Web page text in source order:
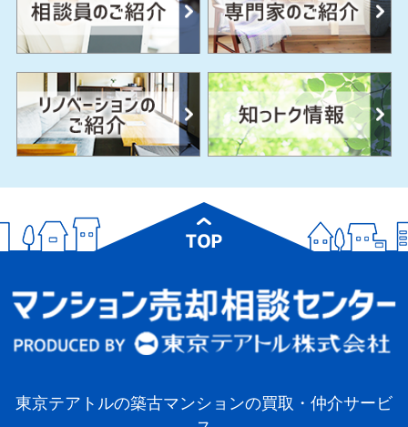
東京テアトルの築古マンションの買取・仲介サービ